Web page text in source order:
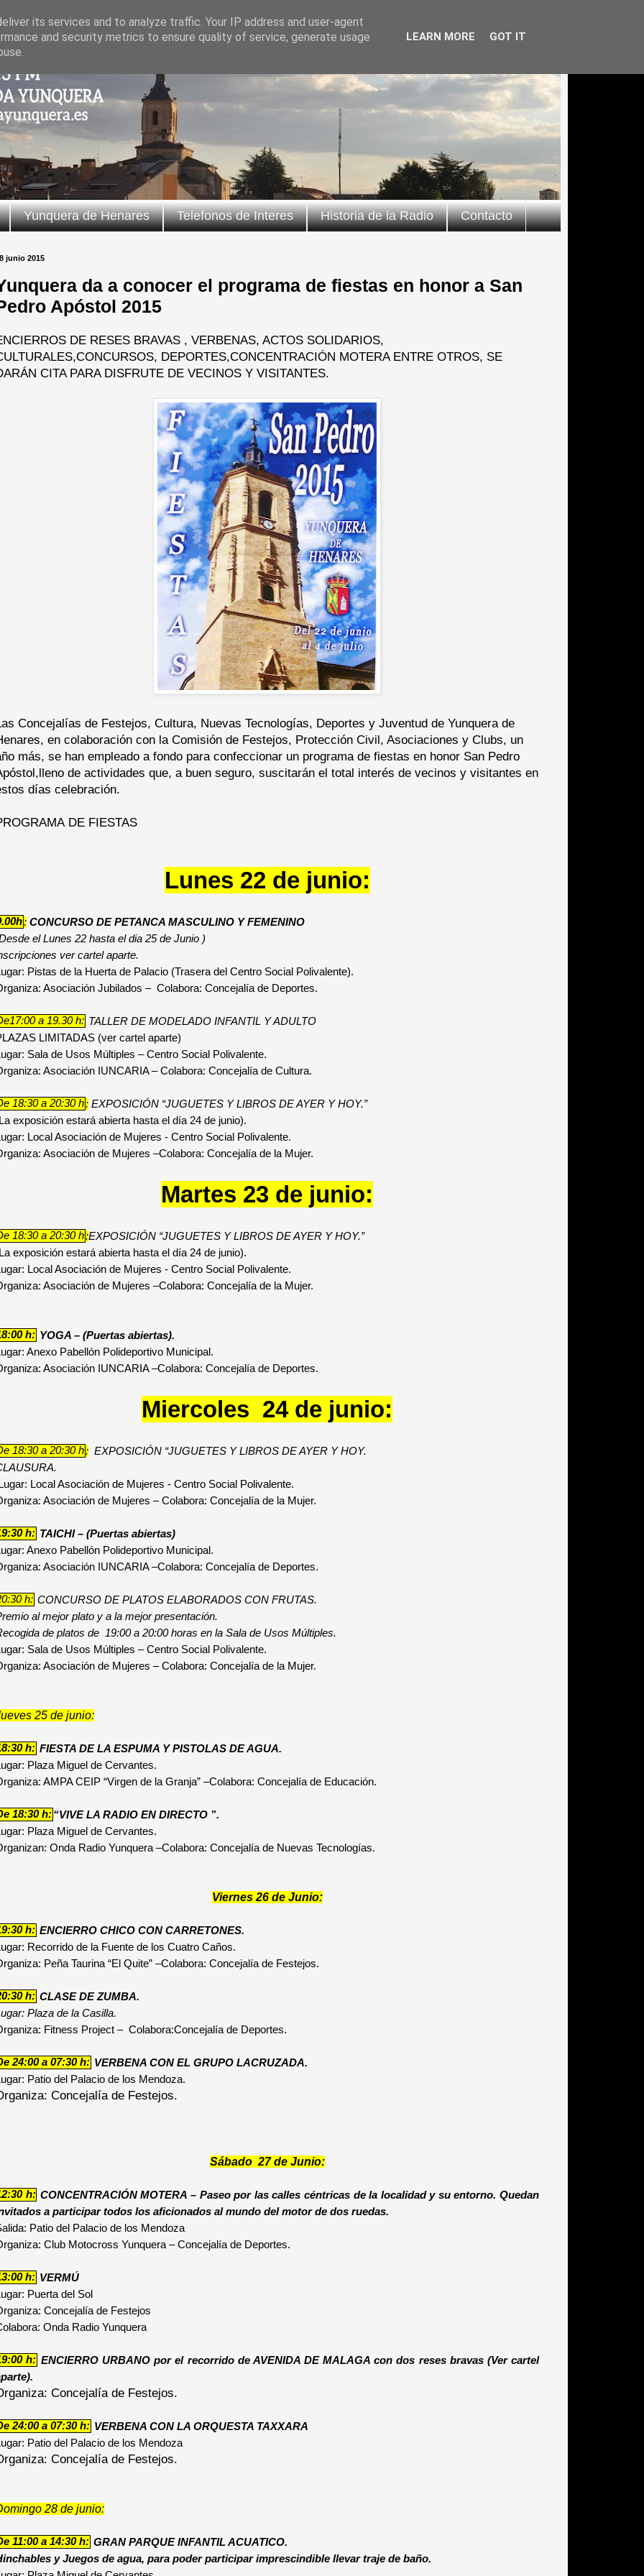
Yunquera de Henares Telefonos de Interes Historia de la Radio Contacto
junio 2015
da a conocer el programa de fiestas en honor a San
Apóstol 2015
DE RESES BRAVAS , VERBENAS, ACTOS SOLIDARIOS,
DEPORTES,CONCENTRACIÓN MOTERA ENTRE OTROS, SE
CITA PARA DISFRUTE DE VECINOS Y VISITANTES.
Concejalías de Festejos, Cultura, Nuevas Tecnologías, Deportes y Juventud de Yunquera de
en colaboración con la Comisión de Festejos, Protección Civil, Asociaciones y Clubs, un
más, se han empleado a fondo para confeccionar un programa de fiestas en honor San Pedro
de actividades que, a buen seguro, suscitarán el total interés de vecinos y visitantes en
días celebración.
DE FIESTAS
Lunes 22 de junio:
: CONCURSO DE PETANCA MASCULINO Y FEMENINO
el Lunes 22 hasta el dia 25 de Junio )
ver cartel aparte.
Pistas de la Huerta de Palacio (Trasera del Centro Social Polivalente).
Asociación Jubilados – Colabora: Concejalía de Deportes.
a 19.30 h: TALLER DE MODELADO INFANTIL Y ADULTO
LIMITADAS (ver cartel aparte)
Sala de Usos Múltiples – Centro Social Polivalente.
Asociación IUNCARIA – Colabora: Concejalía de Cultura.
18:30 a 20:30 h: EXPOSICIÓN “JUGUETES Y LIBROS DE AYER Y HOY.”
exposición estará abierta hasta el día 24 de junio).
Local Asociación de Mujeres - Centro Social Polivalente.
Asociación de Mujeres –Colabora: Concejalía de la Mujer.
Martes 23 de junio:
18:30 a 20:30 h:EXPOSICIÓN “JUGUETES Y LIBROS DE AYER Y HOY.”
exposición estará abierta hasta el día 24 de junio).
Local Asociación de Mujeres - Centro Social Polivalente.
Asociación de Mujeres –Colabora: Concejalía de la Mujer.
h: YOGA – (Puertas abiertas).
Anexo Pabellón Polideportivo Municipal.
Asociación IUNCARIA –Colabora: Concejalía de Deportes.
Miercoles 24 de junio:
18:30 a 20:30 h: EXPOSICIÓN “JUGUETES Y LIBROS DE AYER Y HOY.
Local Asociación de Mujeres - Centro Social Polivalente.
Asociación de Mujeres – Colabora: Concejalía de la Mujer.
h: TAICHI – (Puertas abiertas)
Anexo Pabellón Polideportivo Municipal.
Asociación IUNCARIA –Colabora: Concejalía de Deportes.
h: CONCURSO DE PLATOS ELABORADOS CON FRUTAS.
al mejor plato y a la mejor presentación.
de platos de 19:00 a 20:00 horas en la Sala de Usos Múltiples.
Sala de Usos Múltiples – Centro Social Polivalente.
Asociación de Mujeres – Colabora: Concejalía de la Mujer.
25 de junio:
h: FIESTA DE LA ESPUMA Y PISTOLAS DE AGUA.
Plaza Miguel de Cervantes.
AMPA CEIP “Virgen de la Granja” –Colabora: Concejalía de Educación.
18:30 h:“VIVE LA RADIO EN DIRECTO ”.
Plaza Miguel de Cervantes.
Onda Radio Yunquera –Colabora: Concejalía de Nuevas Tecnologías.
Viernes 26 de Junio:
h: ENCIERRO CHICO CON CARRETONES.
Recorrido de la Fuente de los Cuatro Caños.
Peña Taurina “El Quite” –Colabora: Concejalía de Festejos.
h: CLASE DE ZUMBA.
Plaza de la Casilla.
Fitness Project – Colabora:Concejalía de Deportes.
24:00 a 07:30 h: VERBENA CON EL GRUPO LACRUZADA.
Patio del Palacio de los Mendoza.
Concejalía de Festejos.
Sábado 27 de Junio:
h: CONCENTRACIÓN MOTERA – Paseo por las calles céntricas de la localidad y su entorno. Quedan
a participar todos los aficionados al mundo del motor de dos ruedas.
Patio del Palacio de los Mendoza
Club Motocross Yunquera – Concejalía de Deportes.
h: VERMÚ
Puerta del Sol
Concejalía de Festejos
Onda Radio Yunquera
h: ENCIERRO URBANO por el recorrido de AVENIDA DE MALAGA con dos reses bravas (Ver cartel
Concejalía de Festejos.
24:00 a 07:30 h: VERBENA CON LA ORQUESTA TAXXARA
Patio del Palacio de los Mendoza
Concejalía de Festejos.
28 de junio:
11:00 a 14:30 h: GRAN PARQUE INFANTIL ACUATICO.
y Juegos de agua, para poder participar imprescindible llevar traje de baño.
its services and to analyze traffic. Your IP address and user-agent
and security metrics to ensure quality of service, generate usage
LEARN MORE GOT IT